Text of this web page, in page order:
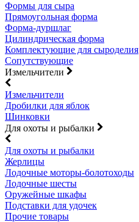
Формы для сыра
Прямоугольная форма
Форма-дуршлаг
Цилиндрическая форма
Комплектующие для сыроделия
Сопутствующие
Измельчители
Измельчители
Дробилки для яблок
Шинковки
Для охоты и рыбалки
Для охоты и рыбалки
Жерлицы
Лодочные моторы-болотоходы
Лодочные шесты
Оружейные шкафы
Подставки для удочек
Прочие товары